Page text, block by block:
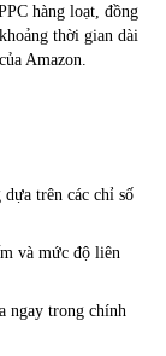
hàng loạt, đồng
thời gian dài
Amazon.
trên các chỉ số
và mức độ liên
ngay trong chính